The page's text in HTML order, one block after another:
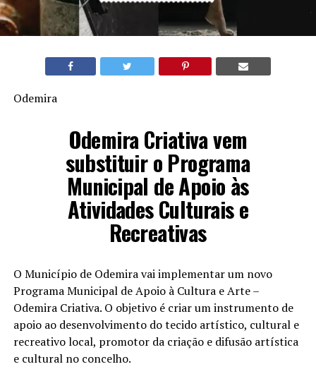
Odemira
Odemira Criativa vem
substituir o Programa
Municipal de Apoio às
Atividades Culturais e
Recreativas
O Município de Odemira vai implementar um novo
Programa Municipal de Apoio à Cultura e Arte –
Odemira Criativa. O objetivo é criar um instrumento de
apoio ao desenvolvimento do tecido artístico, cultural e
recreativo local, promotor da criação e difusão artística
e cultural no concelho.